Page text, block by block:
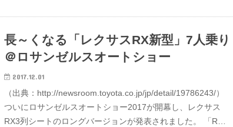
長～くなる「レクサスRX新型」7人乗り
＠ロサンゼルスオートショー
2017.12.01
（出典：http://newsroom.toyota.co.jp/jp/detail/19786243/）
ついにロサンゼルスオートショー2017が開幕し、レクサス
RX3列シートのロングバージョンが発表されました。 「R…